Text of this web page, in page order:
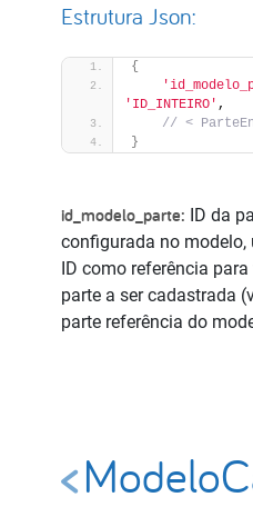
Estrutura Json:
{
'ID_INTEIRO' ,
// <
}
id_modelo_parte: ID da
configurada no modelo,
ID como referência
parte a ser cadastrada
parte referência do